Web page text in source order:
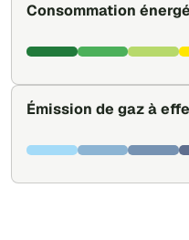
Consommation
Émission de gaz à